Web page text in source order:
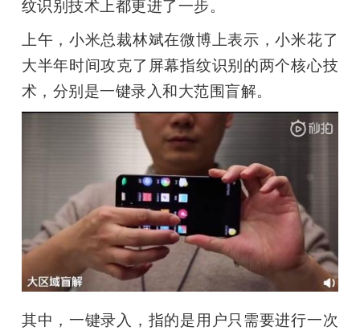
动
GAIR
题
纹识别技术上都更进了一步。
上午，小米总裁林斌在微博上表示，小米花了
大半年时间攻克了屏幕指纹识别的两个核心技
术，分别是一键录入和大范围盲解。
其中，一键录入，指的是用户只需要进行一次